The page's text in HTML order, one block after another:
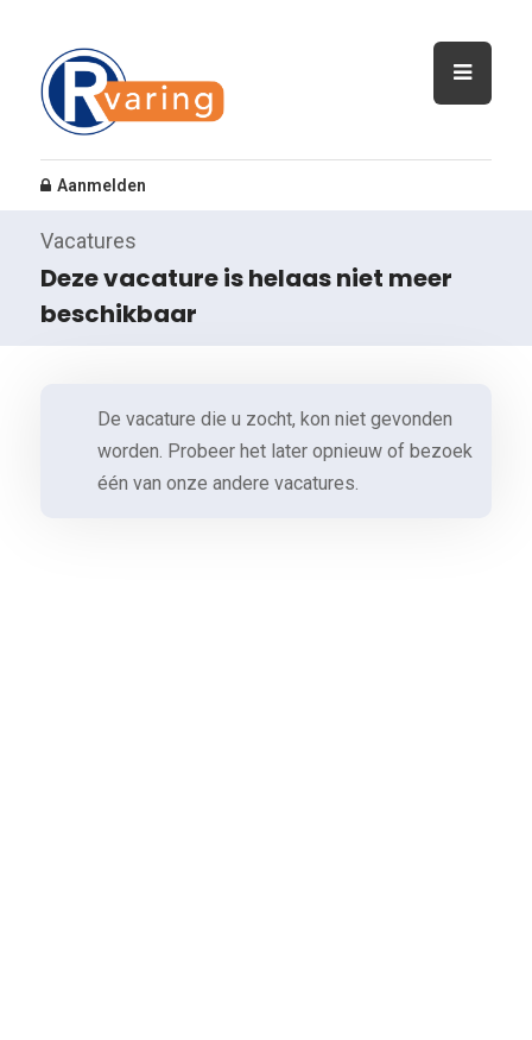
Aanmelden
Vacatures
Deze vacature is helaas niet meer
beschikbaar
De vacature die u zocht, kon niet gevonden
worden. Probeer het later opnieuw of bezoek
één van onze andere vacatures.